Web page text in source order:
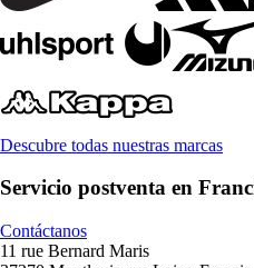
Descubre todas nuestras marcas
Servicio postventa en
Contáctanos
11 rue Bernard Maris